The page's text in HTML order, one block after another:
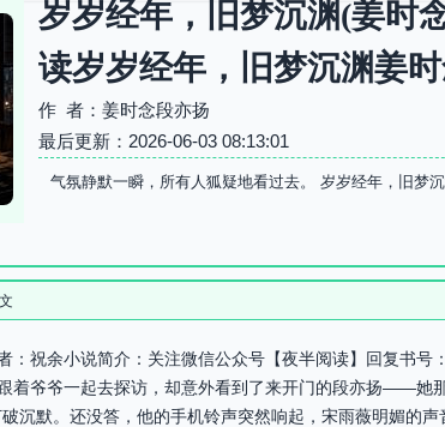
岁岁经年，旧梦沉渊(姜时
读岁岁经年，旧梦沉渊姜
作 者：姜时念段亦扬
最后更新：2026-06-03 08:13:01
气氛静默一瞬，所有人狐疑地看过去。 岁岁经年，旧梦
：祝余小说简介：关注微信公众号【夜半阅读】回复书
着爷爷一起去探访，却意外看到了来开门的段亦扬——她
沉默。还没答，他的手机铃声突然响起，宋雨薇明媚的